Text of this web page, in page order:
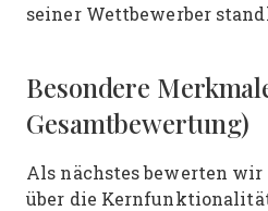
seiner Wettbewerber
Besondere
Gesamtbewertung)
Als nächstes bewerten
über die